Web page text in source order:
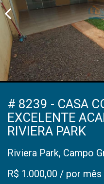
# 8239 - CASA
EXCELENTE
RIVIERA PARK
Riviera Park, Campo
R$ 1.000,00 / por mês